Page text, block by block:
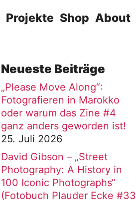
Projekte Shop About
Neueste Beiträge
„Please Move Along“:
Fotografieren in Marokko
oder warum das Zine #4
ganz anders geworden ist!
25. Juli 2026
David Gibson – „Street
Photography: A History in
100 Iconic Photographs“
(Fotobuch Plauder Ecke #33